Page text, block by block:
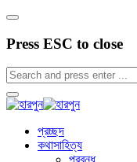
Press ESC to close
প্রচ্ছদ
কথাসাহিত্য